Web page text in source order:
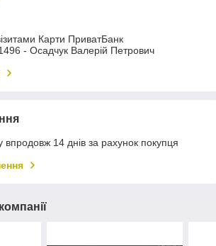
Карти ПриватБанк
- Осадчук Валерій Петрович
14 днів за рахунок покупця